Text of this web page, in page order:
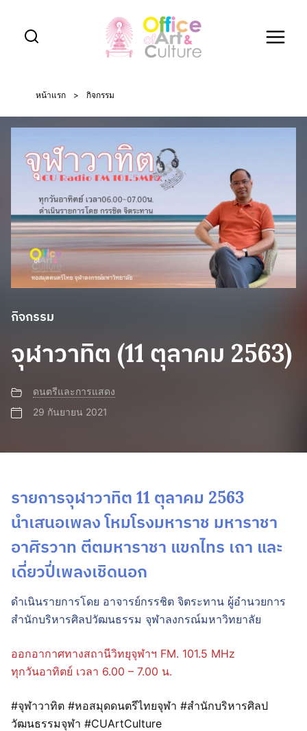
content
หน้าแรก > กิจกรรม
กิจกรรม
จุฬาวาทิต (11 ตุลาคม 2563)
ดนตรีและการแสดง
29 กันยายน 2021
รายการจุฬาวาทิต 11 ตุลาคม 2563
นำเสนอเพลง โหมโรงมหาราช มหาราชา
อาศิรวาท ตีตมหาราชา แขกไทร เถา และ
เดี่ยวปี่เพลงเชิดนอก
ดำเนินรายการโดย อาจารย์กรรชิต จิตระทาน ผู้อำนวยการ
สำนักบริหารศิลปวัฒนธรรม จุฬาลงกรณ์มหาวิทยาลัย
ออกอากาศทางสถานีวิทยุจุฬาฯ FM. 101.5 MHz
ทุกวันอาทิตย์ เวลา 6.00 – 7.00 น.
#จุฬาวาทิต #หอสมุดดนตรีไทยจุฬา #สำนักบริหารศิลป
วัฒนธรรมจุฬา #CUArtCulture